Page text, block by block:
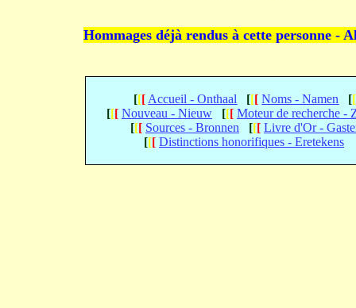
Hommages déjà rendus à cette personne -
[[[ Accueil - Onthaal [[[ Noms - Namen [[
[[[ Nouveau - Nieuw [[[ Moteur de recherche -
[[[ Sources - Bronnen [[[ Livre d'Or -
[[[ Distinctions honorifiques - Eretekens